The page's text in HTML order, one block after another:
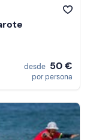
desde 50 €
por persona